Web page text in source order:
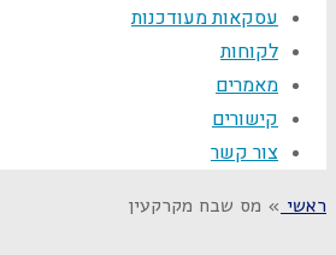
עסקאות מעודכנות
לקוחות
מאמרים
קישורים
צור קשר
ראשי » מס שבח מקרקעין